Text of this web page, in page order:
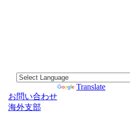
Translate
お問い合わせ
海外支部